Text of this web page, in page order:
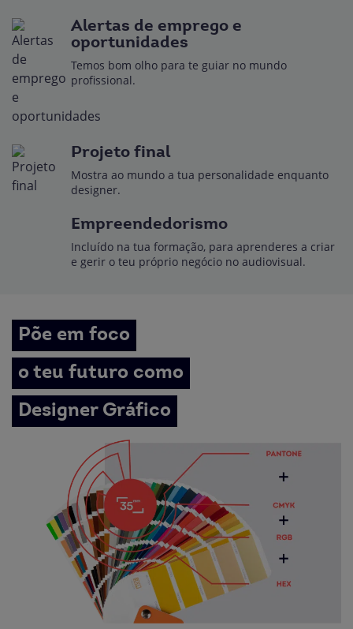
Alertas de emprego e
oportunidades
Temos bom olho para te guiar no mundo
profissional.
Projeto final
Mostra ao mundo a tua personalidade enquanto
designer.
Empreendedorismo
Incluído na tua formação, para aprenderes a criar
e gerir o teu próprio negócio no audiovisual.
Põe em foco
o teu futuro como
Designer Gráfico